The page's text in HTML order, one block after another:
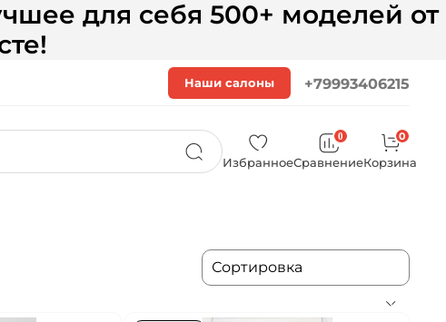
для себя 500+ моделей от
Наши салоны +79993406215
Избранное
0
Сравнение
0
Корзина